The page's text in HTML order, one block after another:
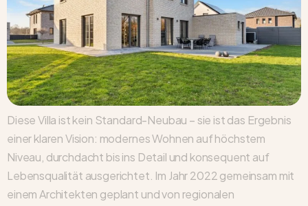
Diese Villa ist kein Standard-Neubau – sie ist das Ergebnis
einer klaren Vision: modernes Wohnen auf höchstem
Niveau, durchdacht bis ins Detail und konsequent auf
Lebensqualität ausgerichtet. Im Jahr 2022 gemeinsam mit
einem Architekten geplant und von regionalen